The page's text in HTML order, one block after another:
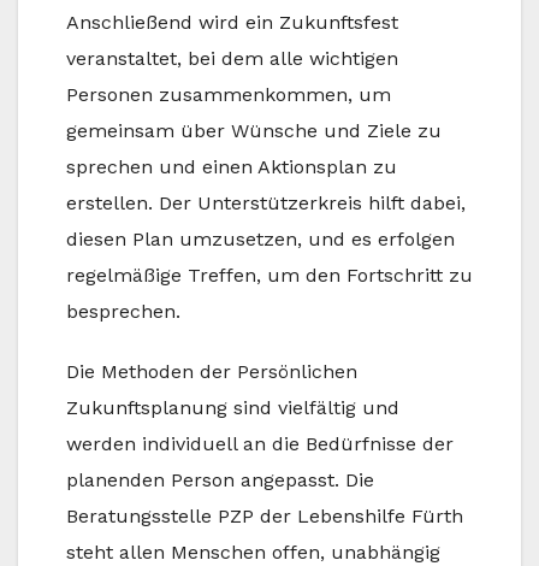
Anschließend wird ein Zukunftsfest
veranstaltet, bei dem alle wichtigen
Personen zusammenkommen, um
gemeinsam über Wünsche und Ziele zu
sprechen und einen Aktionsplan zu
erstellen. Der Unterstützerkreis hilft dabei,
diesen Plan umzusetzen, und es erfolgen
regelmäßige Treffen, um den Fortschritt zu
besprechen.
Die Methoden der Persönlichen
Zukunftsplanung sind vielfältig und
werden individuell an die Bedürfnisse der
planenden Person angepasst. Die
Beratungsstelle PZP der Lebenshilfe Fürth
steht allen Menschen offen, unabhängig